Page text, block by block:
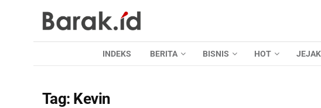
INDEKS BERITA BISNIS HOT JEJAK
Tag: Kevin